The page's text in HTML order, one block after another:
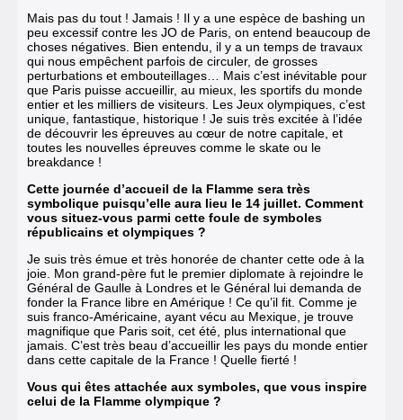
Mais pas du tout ! Jamais ! Il y a une espèce de bashing un
peu excessif contre les JO de Paris, on entend beaucoup de
choses négatives. Bien entendu, il y a un temps de travaux
qui nous empêchent parfois de circuler, de grosses
perturbations et embouteillages… Mais c’est inévitable pour
que Paris puisse accueillir, au mieux, les sportifs du monde
entier et les milliers de visiteurs. Les Jeux olympiques, c’est
unique, fantastique, historique ! Je suis très excitée à l’idée
de découvrir les épreuves au cœur de notre capitale, et
toutes les nouvelles épreuves comme le skate ou le
breakdance !
Cette journée d’accueil de la Flamme sera très
symbolique puisqu’elle aura lieu le 14 juillet. Comment
vous situez-vous parmi cette foule de symboles
républicains et olympiques ?
Je suis très émue et très honorée de chanter cette ode à la
joie. Mon grand-père fut le premier diplomate à rejoindre le
Général de Gaulle à Londres et le Général lui demanda de
fonder la France libre en Amérique ! Ce qu’il fit. Comme je
suis franco-Américaine, ayant vécu au Mexique, je trouve
magnifique que Paris soit, cet été, plus international que
jamais. C’est très beau d’accueillir les pays du monde entier
dans cette capitale de la France ! Quelle fierté !
Vous qui êtes attachée aux symboles, que vous inspire
celui de la Flamme olympique ?